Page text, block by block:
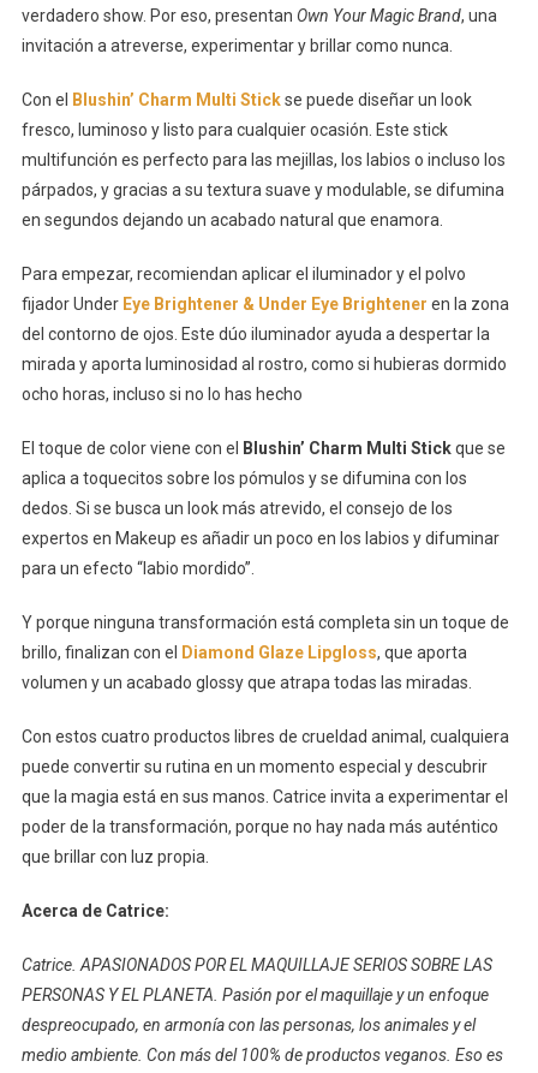
verdadero show. Por eso, presentan Own Your Magic Brand, una
invitación a atreverse, experimentar y brillar como nunca.
Con el Blushin’ Charm Multi Stickse puede diseñar un look
fresco, luminoso y listo para cualquier ocasión. Este stick
multifunción es perfecto para las mejillas, los labios o incluso los
párpados, y gracias a su textura suave y modulable, se difumina
en segundos dejando un acabado natural que enamora.
Para empezar, recomiendan aplicar el iluminador y el polvo
fijador Under Eye Brightener & Under Eye Brightener en la zona
del contorno de ojos. Este dúo iluminador ayuda a despertar la
mirada y aporta luminosidad al rostro, como si hubieras dormido
ocho horas, incluso si no lo has hecho
El toque de color viene con el Blushin’ Charm Multi Stickque se
aplica a toquecitos sobre los pómulos y se difumina con los
dedos. Si se busca un look más atrevido, el consejo de los
expertos en Makeup es añadir un poco en los labios y difuminar
para un efecto “labio mordido”.
Y porque ninguna transformación está completa sin un toque de
brillo, finalizan con el Diamond Glaze Lipgloss, que aporta
volumen y un acabado glossy que atrapa todas las miradas.
Con estos cuatro productos libres de crueldad animal, cualquiera
puede convertir su rutina en un momento especial y descubrir
que la magia está en sus manos. Catrice invita a experimentar el
poder de la transformación, porque no hay nada más auténtico
que brillar con luz propia.
Acerca de Catrice:
Catrice. APASIONADOS POR EL MAQUILLAJE SERIOS SOBRE LAS
PERSONAS Y EL PLANETA. Pasión por el maquillaje y un enfoque
despreocupado, en armonía con las personas, los animales y el
medio ambiente. Con más del 100% de productos veganos. Eso es